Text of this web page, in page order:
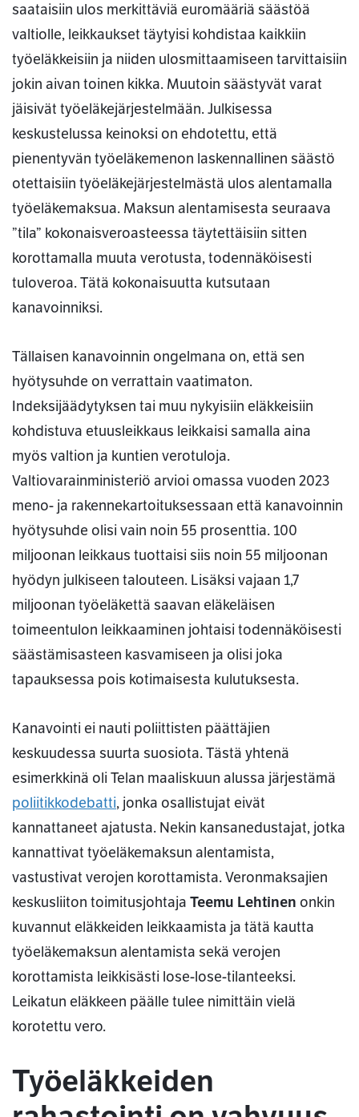
saataisiin ulos merkittäviä euromääriä säästöä
valtiolle, leikkaukset täytyisi kohdistaa kaikkiin
työeläkkeisiin ja niiden ulosmittaamiseen tarvittaisiin
jokin aivan toinen kikka. Muutoin säästyvät varat
jäisivät työeläkejärjestelmään. Julkisessa
keskustelussa keinoksi on ehdotettu, että
pienentyvän työeläkemenon laskennallinen säästö
otettaisiin työeläkejärjestelmästä ulos alentamalla
työeläkemaksua. Maksun alentamisesta seuraava
”tila” kokonaisveroasteessa täytettäisiin sitten
korottamalla muuta verotusta, todennäköisesti
tuloveroa. Tätä kokonaisuutta kutsutaan
kanavoinniksi.
Tällaisen kanavoinnin ongelmana on, että sen
hyötysuhde on verrattain vaatimaton.
Indeksijäädytyksen tai muu nykyisiin eläkkeisiin
kohdistuva etuusleikkaus leikkaisi samalla aina
myös valtion ja kuntien verotuloja.
Valtiovarainministeriö arvioi omassa vuoden 2023
meno- ja rakennekartoituksessaan että kanavoinnin
hyötysuhde olisi vain noin 55 prosenttia. 100
miljoonan leikkaus tuottaisi siis noin 55 miljoonan
hyödyn julkiseen talouteen. Lisäksi vajaan 1,7
miljoonan työeläkettä saavan eläkeläisen
toimeentulon leikkaaminen johtaisi todennäköisesti
säästämisasteen kasvamiseen ja olisi joka
tapauksessa pois kotimaisesta kulutuksesta.
Kanavointi ei nauti poliittisten päättäjien
keskuudessa suurta suosiota. Tästä yhtenä
esimerkkinä oli Telan maaliskuun alussa järjestämä
poliitikkodebatti, jonka osallistujat eivät
kannattaneet ajatusta. Nekin kansanedustajat, jotka
kannattivat työeläkemaksun alentamista,
vastustivat verojen korottamista. Veronmaksajien
keskusliiton toimitusjohtaja Teemu Lehtinen onkin
kuvannut eläkkeiden leikkaamista ja tätä kautta
työeläkemaksun alentamista sekä verojen
korottamista leikkisästi lose-lose-tilanteeksi.
Leikatun eläkkeen päälle tulee nimittäin vielä
korotettu vero.
Työeläkkeiden